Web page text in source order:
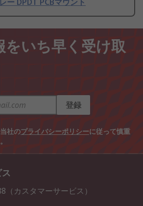
ー DPDT PCBマウント
をいち早く受け取
登録
社のプライバシーポリシーに従って慎重
（カスタマーサービス）